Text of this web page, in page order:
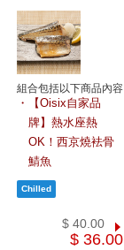
組合包括以下商品內容
【Oisix自家品
牌】熱水座熱
OK！西京燒袪骨
鯖魚
$ 40.00
$ 36.00